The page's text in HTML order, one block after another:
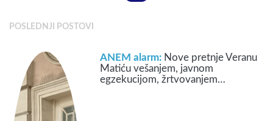
POSLEDNJI POSTOVI
ANEM alarm: Nove pretnje Veranu
Matiću vešanjem, javnom
egzekucijom, žrtvovanjem…